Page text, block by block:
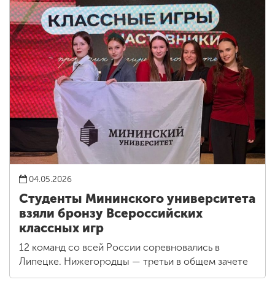
04.05.2026
Студенты Мининского университета
взяли бронзу Всероссийских
классных игр
12 команд со всей России соревновались в
Липецке. Нижегородцы — третьи в общем зачете